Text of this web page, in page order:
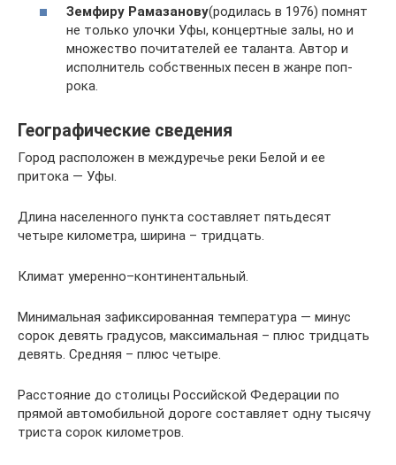
Земфиру Рамазанову(родилась в 1976) помнят
не только улочки Уфы, концертные залы, но и
множество почитателей ее таланта. Автор и
исполнитель собственных песен в жанре поп-
рока.
Географические сведения
Город расположен в междуречье реки Белой и ее
притока — Уфы.
Длина населенного пункта составляет пятьдесят
четыре километра, ширина – тридцать.
Климат умеренно–континентальный.
Минимальная зафиксированная температура — минус
сорок девять градусов, максимальная – плюс тридцать
девять. Средняя – плюс четыре.
Расстояние до столицы Российской Федерации по
прямой автомобильной дороге составляет одну тысячу
триста сорок километров.